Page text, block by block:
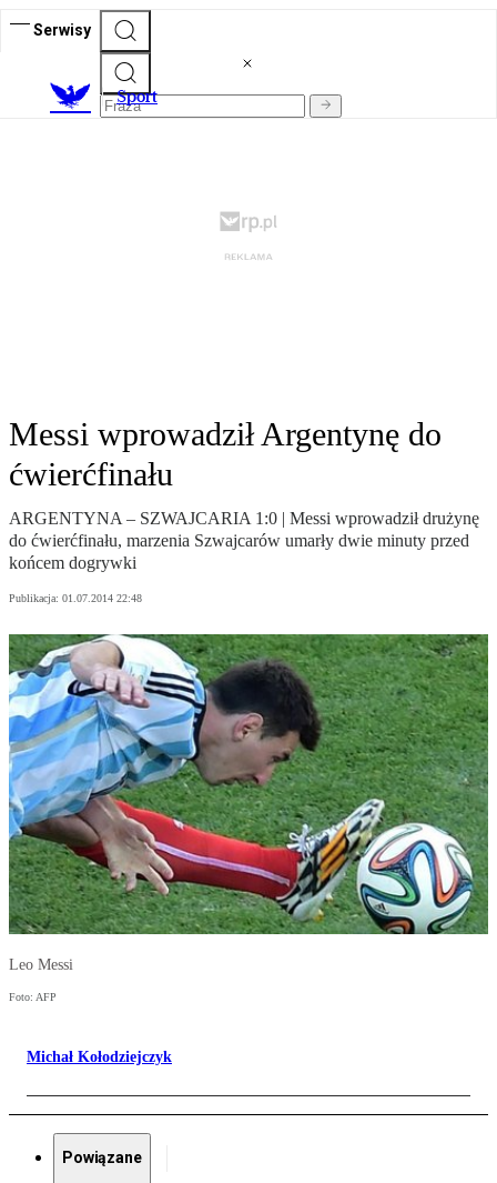
Serwisy
Sport
Messi wprowadził Argentynę do
ćwierćfinału
ARGENTYNA – SZWAJCARIA 1:0 | Messi wprowadził drużynę
do ćwierćfinału, marzenia Szwajcarów umarły dwie minuty przed
końcem dogrywki
Publikacja: 01.07.2014 22:48
Leo Messi
Foto: AFP
Michał Kołodziejczyk
Powiązane